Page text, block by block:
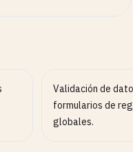
Validación de
formularios de
globales.